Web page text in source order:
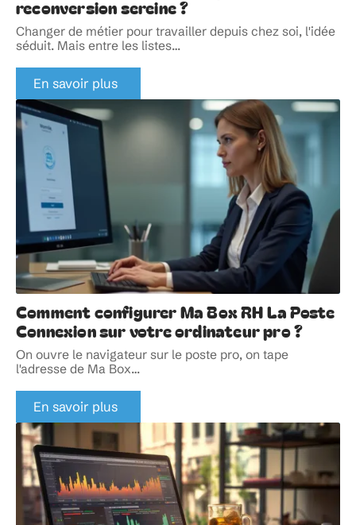
reconversion sereine ?
Changer de métier pour travailler depuis chez soi, l'idée
séduit. Mais entre les listes…
En savoir plus
Comment configurer Ma Box RH La Poste
Connexion sur votre ordinateur pro ?
On ouvre le navigateur sur le poste pro, on tape
l'adresse de Ma Box…
En savoir plus